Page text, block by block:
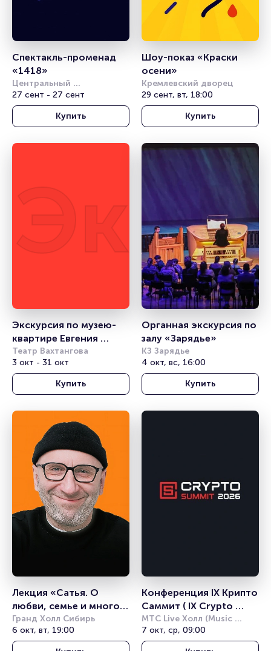
Спектакль-променад
«1418»
Центральный
академический театр
Российской Армии
27 сент - 27 сент
Купить
Шоу-показ «Краски
осени»
Кремлевский дворец
29 сент, вт, 18:00
Купить
Экскурсия по музею-
квартире Евгения
Вахтангова
Театр Вахтангова
3 окт - 31 окт
Купить
Органная экскурсия по
залу «Зарядье»
КЗ Зарядье
4 окт, вс, 16:00
Купить
Лекция «Сатья. О
любви, семье и многом
другом»
Гранд Холл Сибирь
6 окт, вт, 19:00
Конференция IX Крипто
Саммит ( IX Crypto
Summit)
МТС Live Холл (Music
Media Dome)
7 окт, ср, 09:00